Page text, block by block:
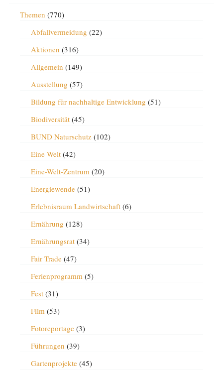
Themen (770)
Abfallvermeidung (22)
Aktionen (316)
Allgemein (149)
Ausstellung (57)
Bildung für nachhaltige Entwicklung (51)
Biodiversität(45)
BUND Naturschutz(102)
Eine Welt(42)
Eine-Welt-Zentrum(20)
Energiewende(51)
Erlebnisraum Landwirtschaft(6)
Ernährung (128)
Ernährungsrat(34)
Fair Trade(47)
Ferienprogramm(5)
Fest(31)
Film(53)
Fotoreportage(3)
Führungen (39)
Gartenprojekte(45)